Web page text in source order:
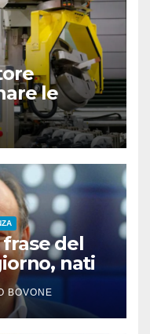
le
del
nati
BOVONE